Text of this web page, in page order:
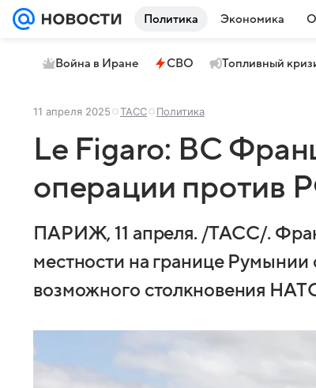
Политика Экономика
Война в Иране СВО Топливный
11 апреля 2025 ТАСС Политика
Le Figaro: ВС
операции против
ПАРИЖ, 11 апреля. /ТАСС/.
местности на границе
возможного столкновения